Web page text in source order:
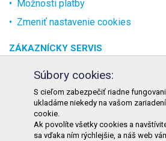
Možnosti platby
Zmeniť nastavenie cookies
ZÁKAZNÍCKY SERVIS
O spoločnosti
Kontakt
Odstúpenie od zmluvy online
KONTAKT
Súbory cookies:
S cieľom zabezpečiť riadne
ukladáme niekedy na vašom
cookie.
Ak povolíte všetky cookies a
sa vďaka ním rýchlejšie, a náš web